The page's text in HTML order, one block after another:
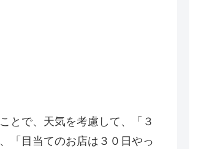
とで、天気を考慮して、「３
「目当てのお店は３０日やっ